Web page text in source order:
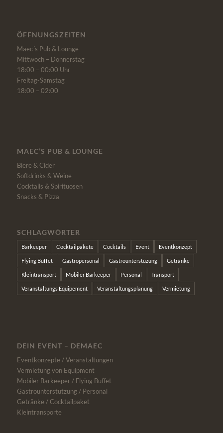
ÖFFNUNGSZEITEN
Maec´s Pub & Lounge
Mittwoch – Donnerstag
18:00 – 00:00 Uhr
Freitag-Samstag
18:00 – 02:00
MAEC’S PUB & LOUNGE
Biere & Cider
Softdrinks & Weine
Cocktails & Spirituosen
Snacks & Pizza
SCHLAGWÖRTER
Barkeeper Cocktailpakete Cocktails Event Eventkonzept
Flying Buffet Gastropersonal Gastrounterstüzung Getränke
Kleintransport Mobiler Barkeeper Personal Transport
Veranstaltungs Equipement Veranstaltungsplanung Vermietung
DEIN EVENT – DEMAEC
Eventkonzepte / Veranstaltungen
Vermietung von Equipment
Mobiler Barkeeper / Flying Buffet
Gastrounterstützung / Personal
Getränke / Cocktailpaket
Kleintransporte